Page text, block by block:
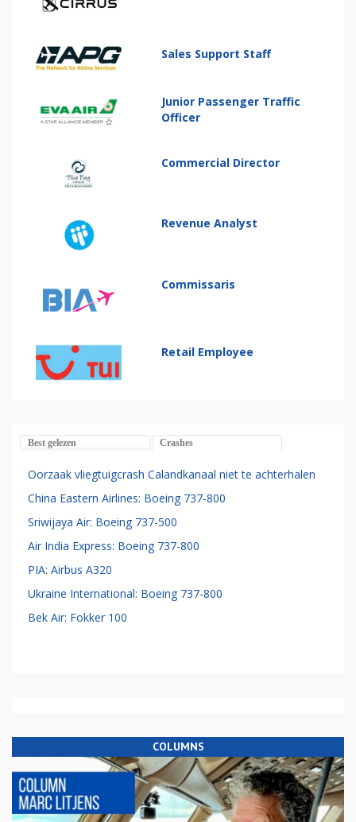
Sales Support Staff
Junior Passenger Traffic
Officer
Commercial Director
Revenue Analyst
Commissaris
Retail Employee
Best gelezen Crashes
Oorzaak vliegtuigcrash Calandkanaal niet te achterhalen
China Eastern Airlines: Boeing 737-800
Sriwijaya Air: Boeing 737-500
Air India Express: Boeing 737-800
PIA: Airbus A320
Ukraine International: Boeing 737-800
Bek Air: Fokker 100
COLUMNS